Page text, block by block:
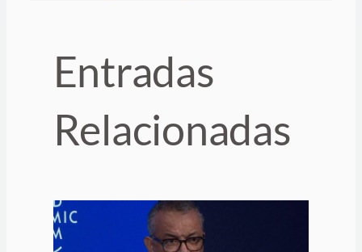
Entradas
Relacionadas